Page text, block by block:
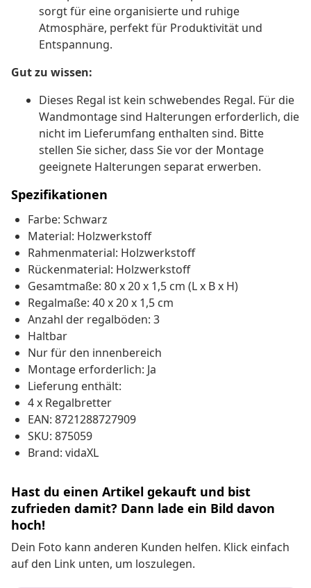
sorgt für eine organisierte und ruhige
Atmosphäre, perfekt für Produktivität und
Entspannung.
Gut zu wissen:
Dieses Regal ist kein schwebendes Regal. Für die
Wandmontage sind Halterungen erforderlich, die
nicht im Lieferumfang enthalten sind. Bitte
stellen Sie sicher, dass Sie vor der Montage
geeignete Halterungen separat erwerben.
Spezifikationen
Farbe: Schwarz
Material: Holzwerkstoff
Rahmenmaterial: Holzwerkstoff
Rückenmaterial: Holzwerkstoff
Gesamtmaße: 80 x 20 x 1,5 cm (L x B x H)
Regalmaße: 40 x 20 x 1,5 cm
Anzahl der regalböden: 3
Haltbar
Nur für den innenbereich
Montage erforderlich: Ja
Lieferung enthält:
4 x Regalbretter
EAN: 8721288727909
SKU: 875059
Brand: vidaXL
Hast du einen Artikel gekauft und bist
zufrieden damit? Dann lade ein Bild davon
hoch!
Dein Foto kann anderen Kunden helfen. Klick einfach
auf den Link unten, um loszulegen.